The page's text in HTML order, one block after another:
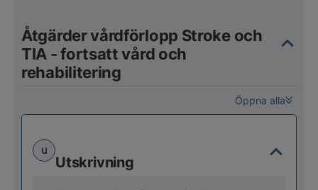
Åtgärder vårdförlopp Stroke och
TIA - fortsatt vård och
rehabilitering
Öppna alla
u
Utskrivning